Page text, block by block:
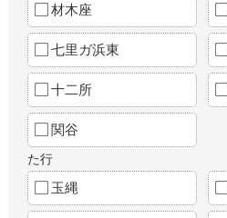
材木座
七里ガ浜東
十二所
関谷
た行
玉縄